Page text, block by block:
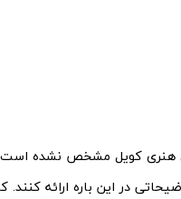
هنری کویل مشخص نشده
در این باره ارائه